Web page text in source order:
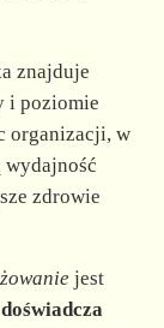
znajduje
i poziomie
organizacji, w
wydajność
zdrowie
jest